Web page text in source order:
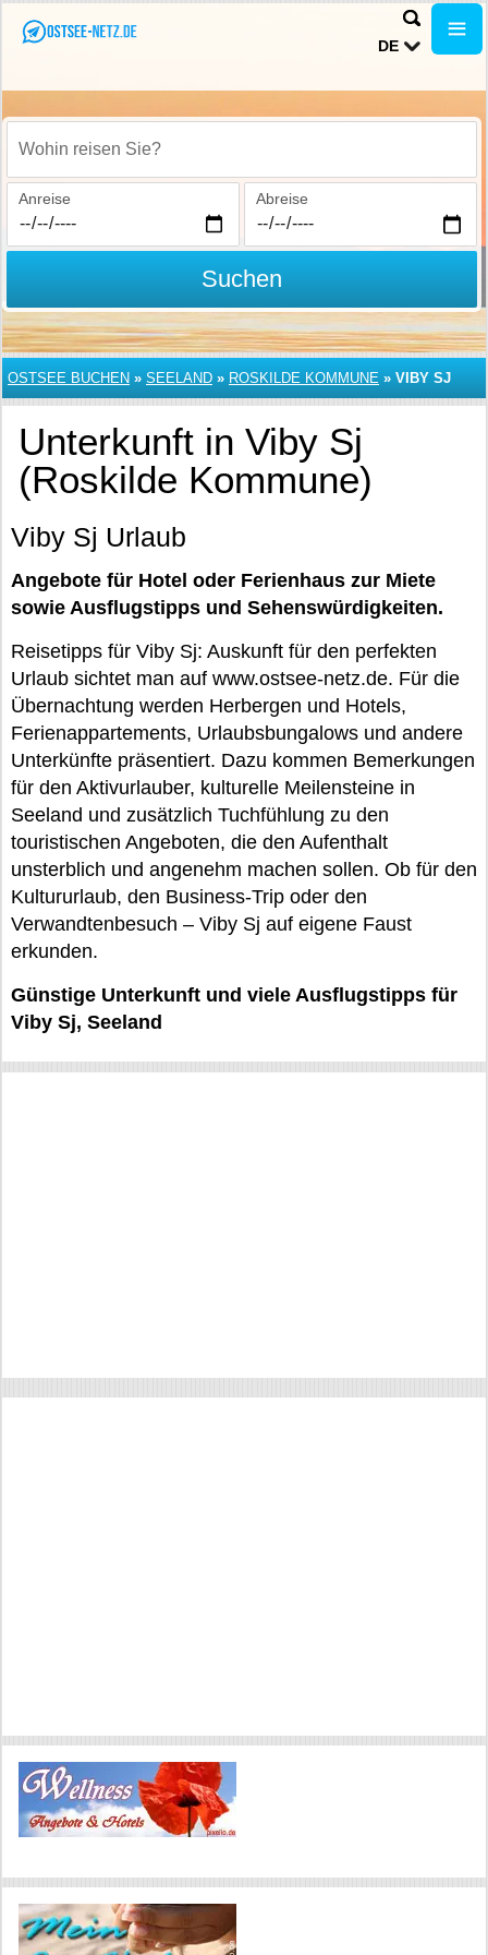
DE
Wohin reisen Sie?
Anreise Abreise
Suchen
OSTSEE BUCHEN » SEELAND » ROSKILDE KOMMUNE » VIBY SJ
Unterkunft in Viby Sj
(Roskilde Kommune)
Viby Sj Urlaub
Angebote für Hotel oder Ferienhaus zur Miete
sowie Ausflugstipps und Sehenswürdigkeiten.
Reisetipps für Viby Sj: Auskunft für den perfekten
Urlaub sichtet man auf www.ostsee-netz.de. Für die
Übernachtung werden Herbergen und Hotels,
Ferienappartements, Urlaubsbungalows und andere
Unterkünfte präsentiert. Dazu kommen Bemerkungen
für den Aktivurlauber, kulturelle Meilensteine in
Seeland und zusätzlich Tuchfühlung zu den
touristischen Angeboten, die den Aufenthalt
unsterblich und angenehm machen sollen. Ob für den
Kultururlaub, den Business-Trip oder den
Verwandtenbesuch – Viby Sj auf eigene Faust
erkunden.
Günstige Unterkunft und viele Ausflugstipps für
Viby Sj, Seeland